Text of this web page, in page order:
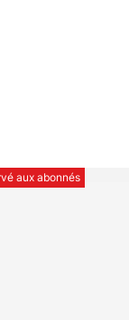
aux abonnés